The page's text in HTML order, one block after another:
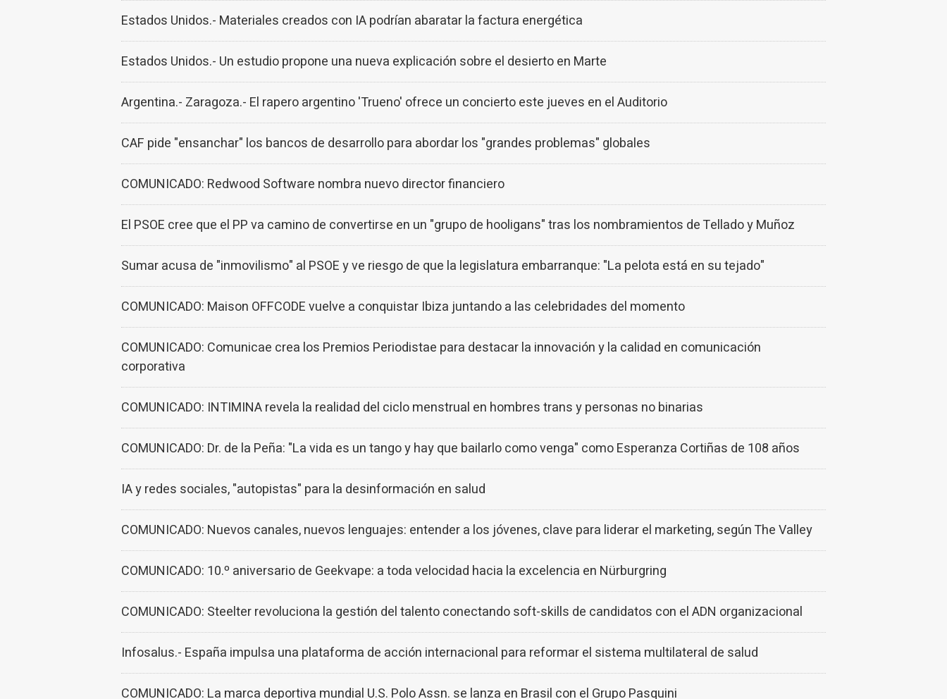
Estados Unidos.- Materiales creados con IA podrían abaratar la factura energética
Estados Unidos.- Un estudio propone una nueva explicación sobre el desierto en Marte
Argentina.- Zaragoza.- El rapero argentino 'Trueno' ofrece un concierto este jueves en el Auditorio
CAF pide "ensanchar" los bancos de desarrollo para abordar los "grandes problemas" globales
COMUNICADO: Redwood Software nombra nuevo director financiero
El PSOE cree que el PP va camino de convertirse en un "grupo de hooligans" tras los nombramientos de Tellado y Muñoz
Sumar acusa de "inmovilismo" al PSOE y ve riesgo de que la legislatura embarranque: "La pelota está en su tejado"
COMUNICADO: Maison OFFCODE vuelve a conquistar Ibiza juntando a las celebridades del momento
COMUNICADO: Comunicae crea los Premios Periodistae para destacar la innovación y la calidad en comunicación
corporativa
COMUNICADO: INTIMINA revela la realidad del ciclo menstrual en hombres trans y personas no binarias
COMUNICADO: Dr. de la Peña: "La vida es un tango y hay que bailarlo como venga" como Esperanza Cortiñas de 108 años
IA y redes sociales, "autopistas" para la desinformación en salud
COMUNICADO: Nuevos canales, nuevos lenguajes: entender a los jóvenes, clave para liderar el marketing, según The Valley
COMUNICADO: 10.º aniversario de Geekvape: a toda velocidad hacia la excelencia en Nürburgring
COMUNICADO: Steelter revoluciona la gestión del talento conectando soft-skills de candidatos con el ADN organizacional
Infosalus.- España impulsa una plataforma de acción internacional para reformar el sistema multilateral de salud
COMUNICADO: La marca deportiva mundial U.S. Polo Assn. se lanza en Brasil con el Grupo Pasquini